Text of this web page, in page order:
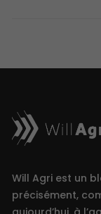
Will Agri est un
précisément,